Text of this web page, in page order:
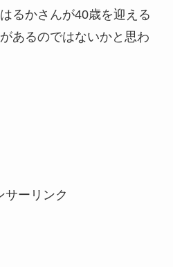
るかさんが40歳を迎える
あるのではないかと思わ
サーリンク